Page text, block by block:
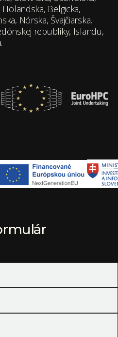
Belgicka,
Nórska, Švajčiarska,
republiky, Islandu,